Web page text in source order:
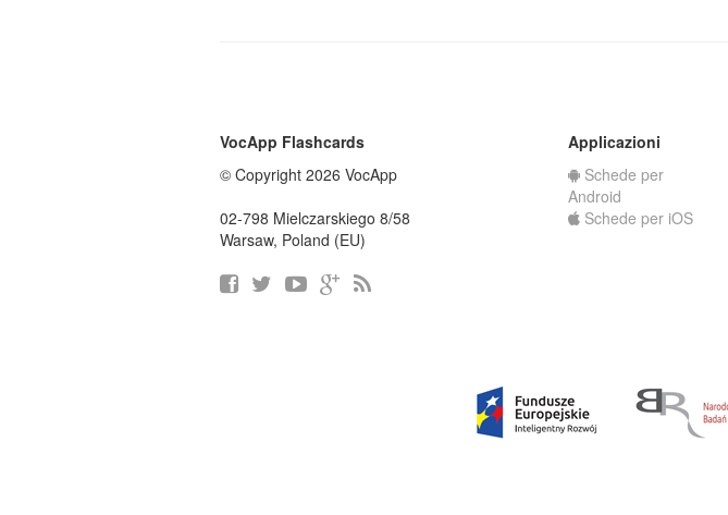
VocApp Flashcards
© Copyright 2026 VocApp
02-798 Mielczarskiego 8/58
Warsaw, Poland (EU)
Applicazioni
Schede per
Android
Schede per iOS